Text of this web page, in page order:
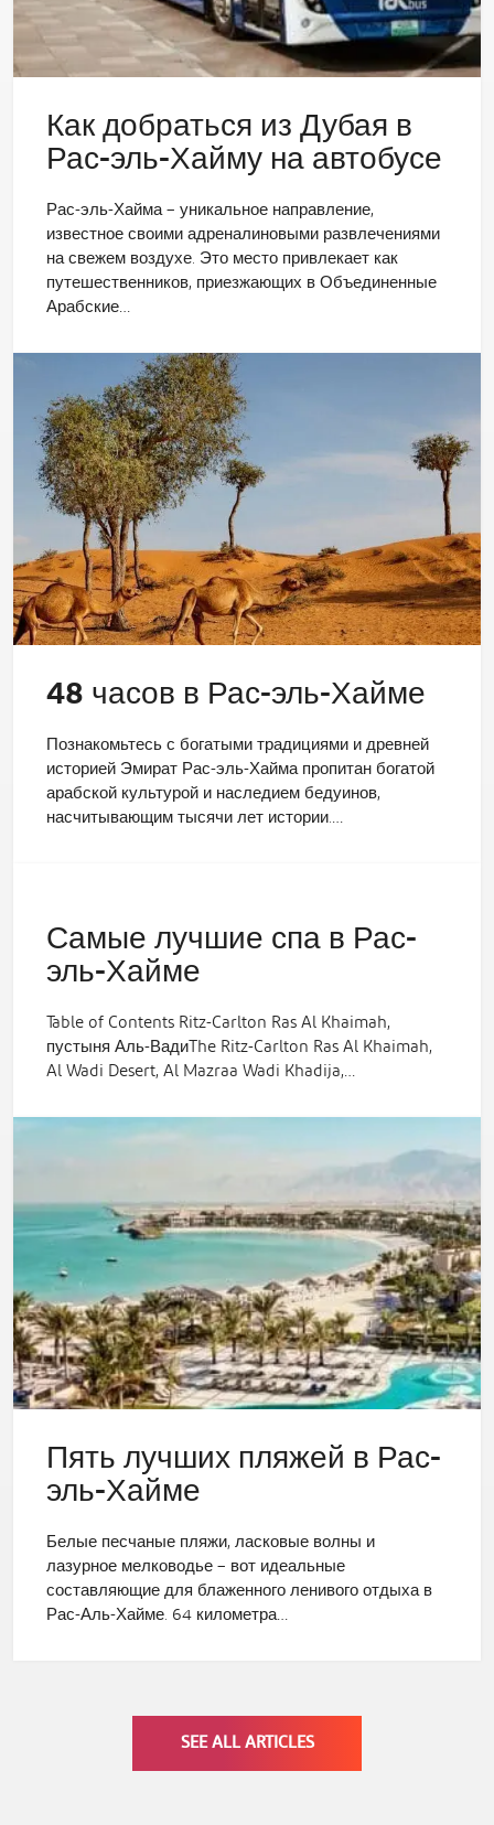
Как добраться из Дубая в
Рас-эль-Хайму на автобусе
Рас-эль-Хайма – уникальное направление,
известное своими адреналиновыми развлечениями
на свежем воздухе. Это место привлекает как
путешественников, приезжающих в Объединенные
Арабские…
48 часов в Рас-эль-Хайме
Познакомьтесь с богатыми традициями и древней
историей Эмират Рас-эль-Хайма пропитан богатой
арабской культурой и наследием бедуинов,
насчитывающим тысячи лет истории.…
Самые лучшие спа в Рас-
эль-Хайме
Table of Contents Ritz-Carlton Ras Al Khaimah,
пустыня Аль-ВадиThe Ritz-Carlton Ras Al Khaimah,
Al Wadi Desert, Al Mazraa Wadi Khadija,…
Пять лучших пляжей в Рас-
эль-Хайме
Белые песчаные пляжи, ласковые волны и
лазурное мелководье – вот идеальные
составляющие для блаженного ленивого отдыха в
Рас-Аль-Хайме. 64 километра…
SEE ALL ARTICLES